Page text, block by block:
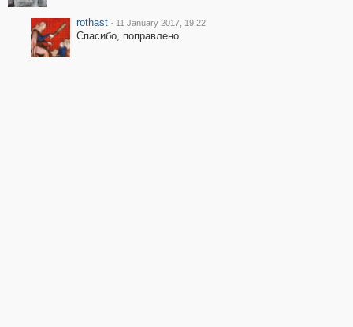
rothast · 11 January 2017, 19:22
Спасибо, поправлено.